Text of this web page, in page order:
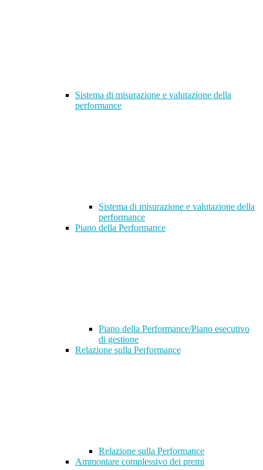
Sistema di misurazione e valutazione della
performance
Sistema di misurazione e valutazione della
performance
Piano della Performance
Piano della Performance/Piano esecutivo
di gestione
Relazione sulla Performance
Relazione sulla Performance
Ammontare complessivo dei premi